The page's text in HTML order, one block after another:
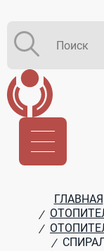
ГЛАВНАЯ
/
/
/